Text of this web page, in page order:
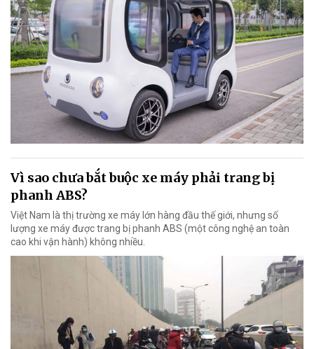
Vì sao chưa bắt buộc xe máy phải trang bị
phanh ABS?
Việt Nam là thị trường xe máy lớn hàng đầu thế giới, nhưng số
lượng xe máy được trang bị phanh ABS (một công nghệ an toàn
cao khi vận hành) không nhiều.